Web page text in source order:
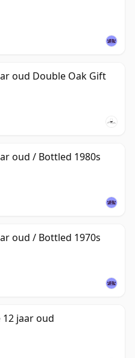
oud Double Oak Gift
oud / Bottled 1980s
oud / Bottled 1970s
jaar oud